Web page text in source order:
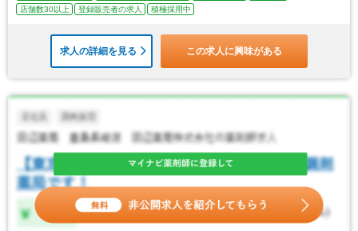
店舗数30以上
登録販売者の求人 積極採用中
求人の詳細を見る この求人に興味がある